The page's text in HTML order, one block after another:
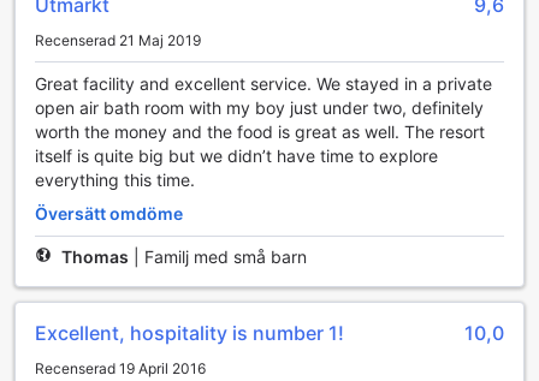
Du kommer att uppskatta de lyxiga badrockarna och de
noggrant utvalda toalettartiklarna som finns tillgängliga för
din bekvämlighet. Varje morgon kan du också se fram emot
en daglig tidning och fräscha sänglinnen och handdukar,
vilket gör din vistelse på Atami Sekitei både bekväm och
minnesvärd.
Matupplevelser på Atami Sekitei
Atami Sekitei erbjuder en förtrollande matupplevelse som
förhöjer din vistelse i denna vackra japanska kuststad.
Hotellets restaurang är en kulinarisk oas där gästerna kan
njuta av noggrant utvalda rätter som speglar den lokala
avnjuta traditionella japanska måltider, från delikata sashimi
till smakfullt grillad yakitori, allt tillagat med stor omsorg av
Utmärkt 9,6
Recenserad 21 Maj 2019
Great facility and excellent service. We stayed in a private
open air bath room with my boy just under two, definitely
worth the money and the food is great as well. The resort
itself is quite big but we didn’t have time to explore
everything this time.
Översätt omdöme
Thomas Familj med små barn
Excellent, hospitality is number 1! 10,0
Recenserad 19 April 2016